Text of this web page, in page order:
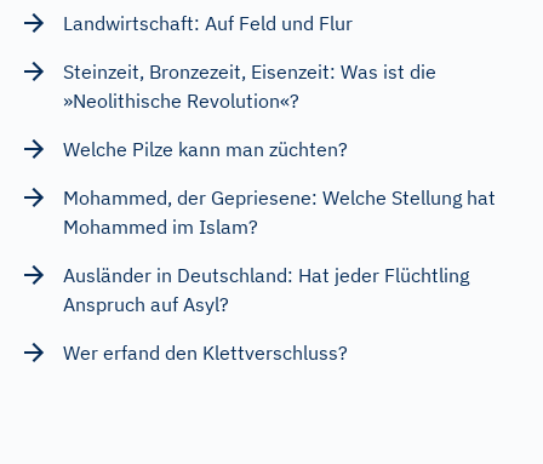
Landwirtschaft: Auf Feld und Flur
Steinzeit, Bronzezeit, Eisenzeit: Was ist die
»Neolithische Revolution«?
Welche Pilze kann man züchten?
Mohammed, der Gepriesene: Welche Stellung hat
Mohammed im Islam?
Ausländer in Deutschland: Hat jeder Flüchtling
Anspruch auf Asyl?
Wer erfand den Klettverschluss?